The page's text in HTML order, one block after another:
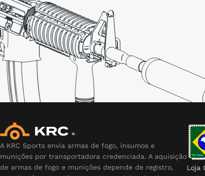
A KRC Sports envia armas de fogo, insumos e
munições por transportadora credenciada. A aquisição
de armas de fogo e munições depende de registro,
Loja